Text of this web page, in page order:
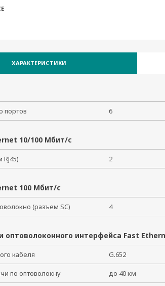
ХАРАКТЕРИСТИКИ
портов 6
10/100 Мбит/с
2
100 Мбит/с
(разъем SC) 4
оптоволоконного интерфейса Fast
кабеля G.652
по оптоволокну до 40 км